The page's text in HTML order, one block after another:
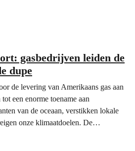
gasbedrijven leiden de
dupe
de levering van Amerikaans gas aan
een enorme toename aan
van de oceaan, verstikken lokale
onze klimaatdoelen. De
Belgische Fluxys, zit niet alleen aan de
van de oorlog in Oekraïne om